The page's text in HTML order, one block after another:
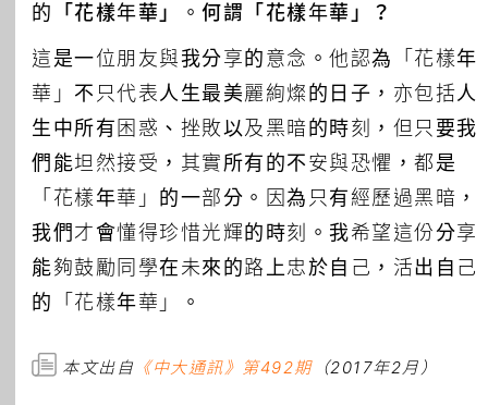
的「花樣年華」。何謂「花樣年華」？
這是一位朋友與我分享的意念。他認為「花樣年
華」不只代表人生最美麗絢燦的日子，亦包括人
生中所有困惑、挫敗以及黑暗的時刻，但只要我
們能坦然接受，其實所有的不安與恐懼，都是
「花樣年華」的一部分。因為只有經歷過黑暗，
我們才會懂得珍惜光輝的時刻。我希望這份分享
能夠鼓勵同學在未來的路上忠於自己，活出自己
的「花樣年華」。
本文出自 《中大通訊》第492期（2017年2月）